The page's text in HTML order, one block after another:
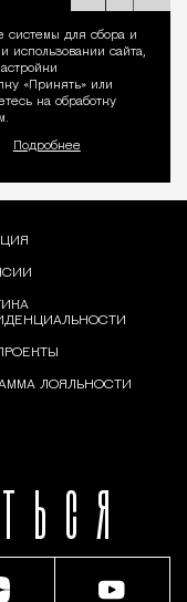
системы для сбора и
использовании сайта,
«Принять» или
на обработку
Подробнее
ЛОЯЛЬНОСТИ